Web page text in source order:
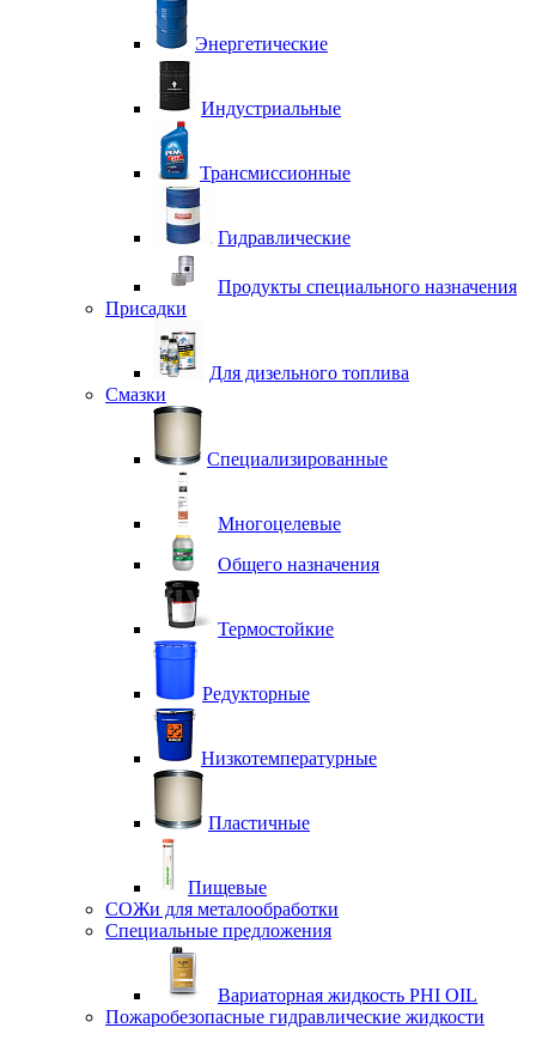
Энергетические
Индустриальные
Трансмиссионные
Гидравлические
Продукты специального назначения
Присадки
Для дизельного топлива
Смазки
Специализированные
Многоцелевые
Общего назначения
Термостойкие
Редукторные
Низкотемпературные
Пластичные
Пищевые
СОЖи для металообработки
Специальные предложения
Вариаторная жидкость PHI OIL
Пожаробезопасные гидравлические жидкости